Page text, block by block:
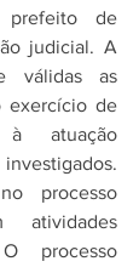
de
judicial. A
válidas as
exercício de
atuação
processo
atividades
processo